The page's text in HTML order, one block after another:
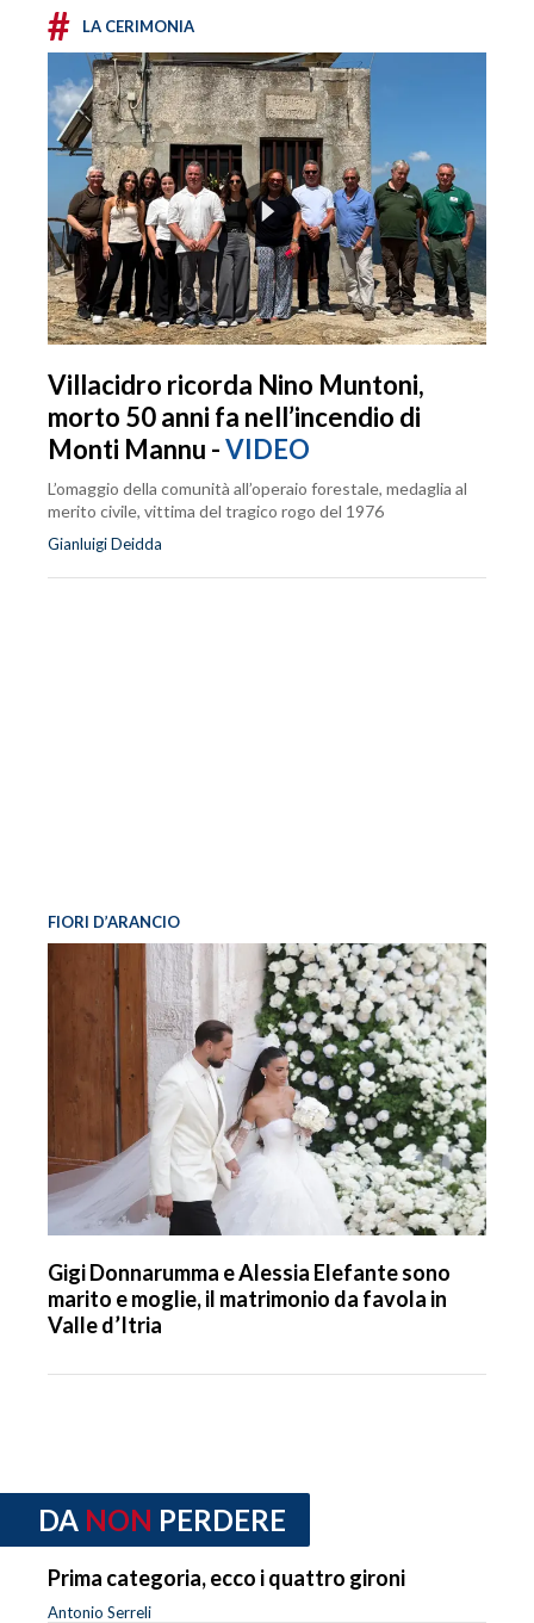
# LA CERIMONIA
Villacidro ricorda Nino Muntoni,
morto 50 anni fa nell’incendio di
Monti Mannu -VIDEO
L’omaggio della comunità all’operaio forestale, medaglia al
merito civile, vittima del tragico rogo del 1976
Gianluigi Deidda
FIORI D’ARANCIO
Gigi Donnarumma e Alessia Elefante sono
marito e moglie, il matrimonio da favola in
Valle d’Itria
DA NON PERDERE
Prima categoria, ecco i quattro gironi
Antonio Serreli